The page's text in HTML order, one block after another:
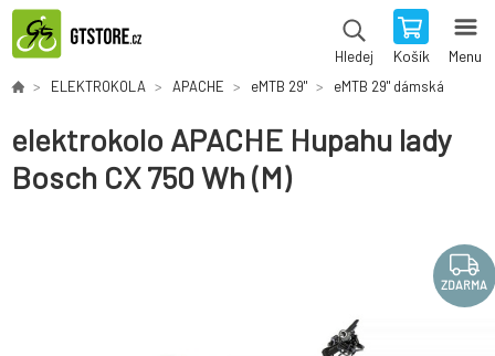
Hledej Košík Menu
ELEKTROKOLA APACHE eMTB 29" eMTB 29" dámská
elektrokolo APACHE Hupahu lady
Bosch CX 750 Wh (M)
ZDARMA